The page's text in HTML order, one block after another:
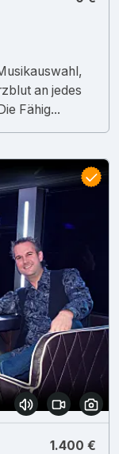
an jedes
Fähig...
1.400 €